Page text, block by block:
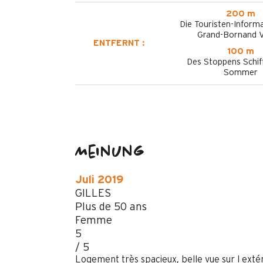
ENTFERNT :
200 m
Die Touristen-
Grand-Bornand
100 m
Des Stoppens
Sommer
Meinung
Juli 2019
GILLES
Plus de 50 ans
Femme
5
/ 5
Logement très spacieux, belle vue sur l